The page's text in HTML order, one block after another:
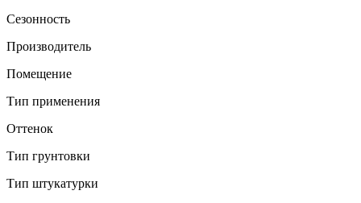
Сезонность
Производитель
Помещение
Тип применения
Оттенок
Тип грунтовки
Тип штукатурки